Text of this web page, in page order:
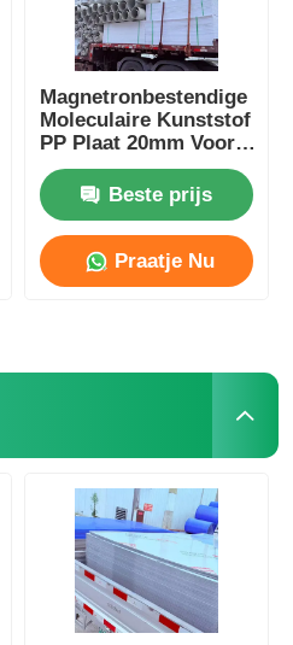
Magnetronbestendige
Moleculaire Kunststof
PP Plaat 20mm Voor
Voedselverpakking
Beste prijs
Praatje Nu